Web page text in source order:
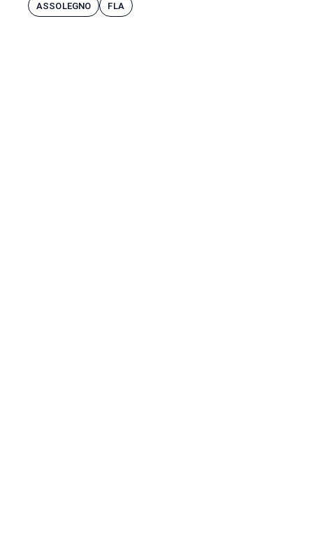
ASSOLEGNO FLA